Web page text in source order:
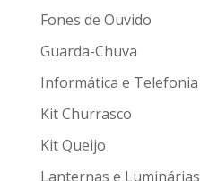
Fones de Ouvido
Guarda-Chuva
Informática e Telefonia
Kit Churrasco
Kit Queijo
Lanternas e Luminárias